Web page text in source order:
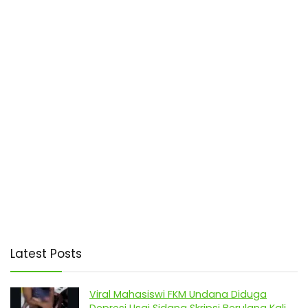
Latest Posts
Viral Mahasiswi FKM Undana Diduga